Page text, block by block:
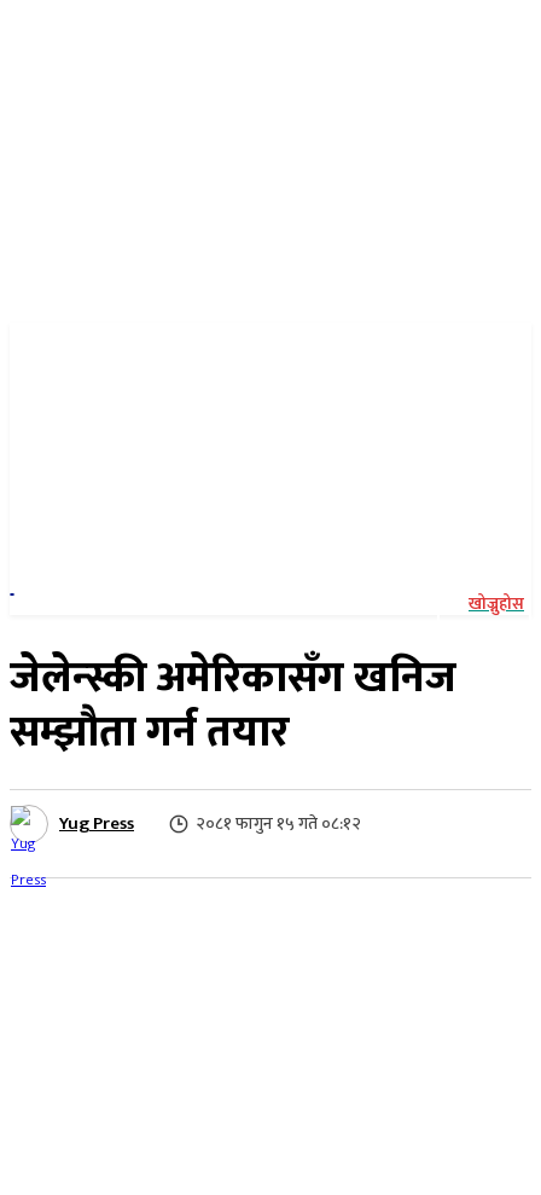
खोज्नुहोस
जेलेन्स्की अमेरिकासँग खनिज
सम्झौता गर्न तयार
Yug Press २०८१ फागुन १५ गते ०८:१२